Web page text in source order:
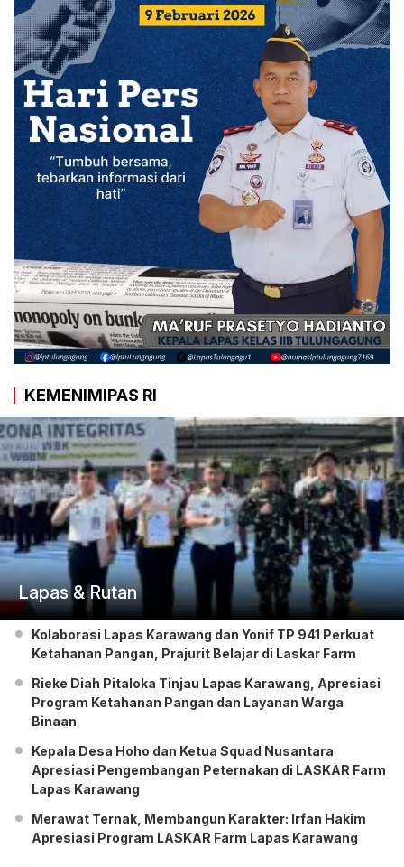
KEMENIMIPAS RI
Lapas & Rutan
Kolaborasi Lapas Karawang dan Yonif TP 941 Perkuat
Ketahanan Pangan, Prajurit Belajar di Laskar Farm
Rieke Diah Pitaloka Tinjau Lapas Karawang, Apresiasi
Program Ketahanan Pangan dan Layanan Warga
Binaan
Kepala Desa Hoho dan Ketua Squad Nusantara
Apresiasi Pengembangan Peternakan di LASKAR Farm
Lapas Karawang
Merawat Ternak, Membangun Karakter: Irfan Hakim
Apresiasi Program LASKAR Farm Lapas Karawang